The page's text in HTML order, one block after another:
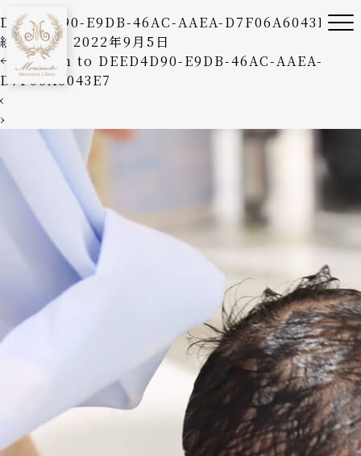
DEED4D90-E9DB-46AC-AAEA-D7F06A6043E7
絵美森本
2022年9月5日
←
Return to DEED4D90-E9DB-46AC-AAEA-
D7F06A6043E7
‹
›